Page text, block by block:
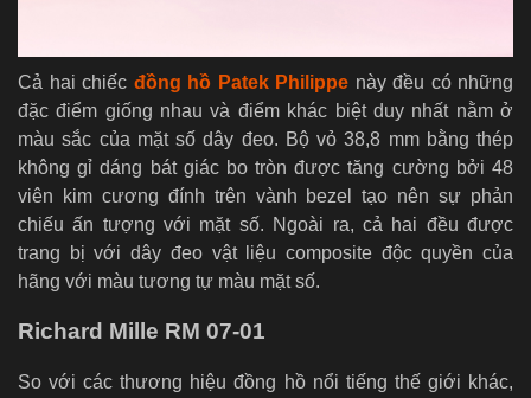
Cả hai chiếc đồng hồ Patek Philippe này đều có những
đặc điểm giống nhau và điểm khác biệt duy nhất nằm ở
màu sắc của mặt số dây đeo. Bộ vỏ 38,8 mm bằng thép
không gỉ dáng bát giác bo tròn được tăng cường bởi 48
viên kim cương đính trên vành bezel tạo nên sự phản
chiếu ấn tượng với mặt số. Ngoài ra, cả hai đều được
trang bị với dây đeo vật liệu composite độc quyền của
hãng với màu tương tự màu mặt số.
Richard Mille RM 07-01
So với các thương hiệu đồng hồ nổi tiếng thế giới khác,